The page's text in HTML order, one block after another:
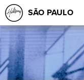
SÃO PAULO